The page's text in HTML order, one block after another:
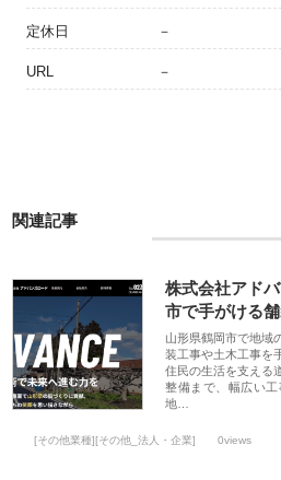
定休日 －
URL －
関連記事
株式会社アド
市で手がける
山形県鶴岡市で地域
装工事や土木工事を
住民の生活を支える
整備まで、幅広い工
地…
[その他業種][その他_法人・企業] 0views